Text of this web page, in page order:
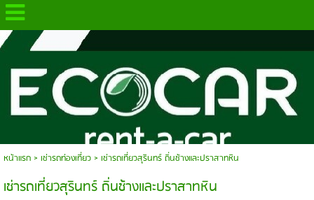
.
หน้าแรก> เช่ารถท่องเที่ยว> เช่ารถเที่ยวสุรินทร์ ถิ่นช้างและปราสาทหิน
เช่ารถเที่ยวสุรินทร์ ถิ่นช้างและปราสาทหิน